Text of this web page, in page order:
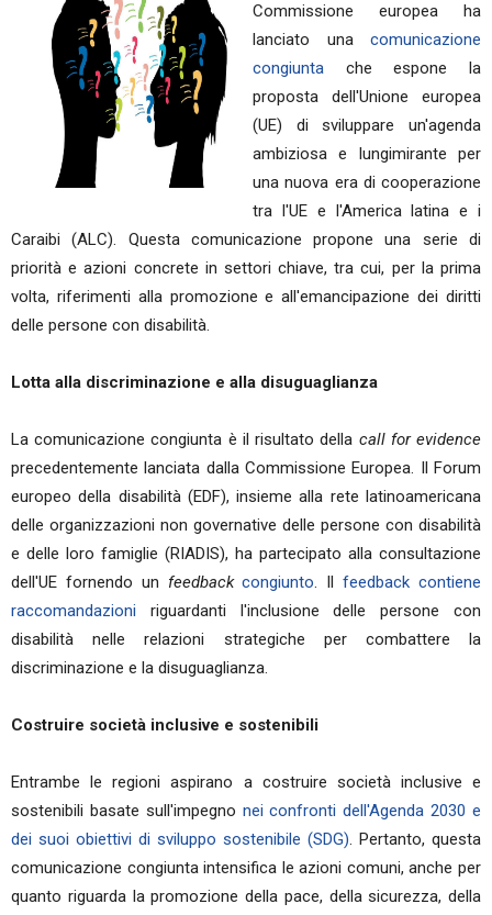
Commissione europea ha
lanciato una comunicazione
congiunta che espone la
proposta dell'Unione europea
(UE) di sviluppare un'agenda
ambiziosa e lungimirante per
una nuova era di cooperazione
tra l'UE e l'America latina e i
Caraibi (ALC). Questa comunicazione propone una serie di
priorità e azioni concrete in settori chiave, tra cui, per la prima
volta, riferimenti alla promozione e all'emancipazione dei diritti
delle persone con disabilità.
Lotta alla discriminazione e alla disuguaglianza
La comunicazione congiunta è il risultato della call for evidence
precedentemente lanciata dalla Commissione Europea. Il Forum
europeo della disabilità (EDF), insieme alla rete latinoamericana
delle organizzazioni non governative delle persone con disabilità
e delle loro famiglie (RIADIS), ha partecipato alla consultazione
dell'UE fornendo un feedbackcongiunto. Ilfeedback contiene
raccomandazioni riguardanti l'inclusione delle persone con
disabilità nelle relazioni strategiche per combattere la
discriminazione e la disuguaglianza.
Costruire società inclusive e sostenibili
Entrambe le regioni aspirano a costruire società inclusive e
sostenibili basate sull'impegno nei confronti dell'Agenda 2030 e
dei suoi obiettivi di sviluppo sostenibile (SDG). Pertanto, questa
comunicazione congiunta intensifica le azioni comuni, anche per
quanto riguarda la promozione della pace, della sicurezza, della